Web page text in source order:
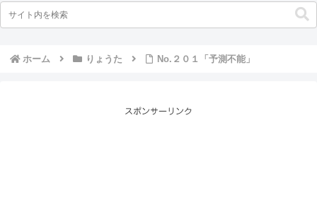
ホーム りょうた No.２０１「予測不能」
スポンサーリンク